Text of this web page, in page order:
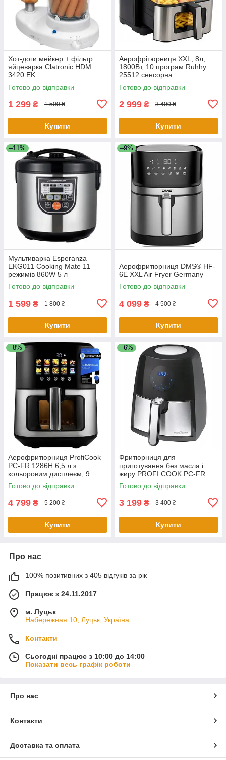
Хот-доги мейкер + фільтр
яйцеварка Clatronic HDM
3420 EK
Готово до відправки
1 299 ₴ 1 500 ₴
Купити
Аерофрітюрниця XXL, 8л,
1800Вт, 10 програм Ruhhy
25512 сенсорна
Готово до відправки
2 999 ₴ 3 400 ₴
Купити
–11%
Мультиварка Esperanza
EKG011 Cooking Mate 11
режимів 860W 5 л
Готово до відправки
1 599 ₴ 1 800 ₴
Купити
–9%
Аерофритюрниця DMS® HF-
6E XXL Air Fryer Germany
Готово до відправки
4 099 ₴ 4 500 ₴
Купити
–8%
Аерофритюрниця ProfiCook
PC-FR 1286H 6,5 л з
кольоровим дисплеєм, 9
програм, 1700 Вт
Готово до відправки
4 799 ₴ 5 200 ₴
Купити
–6%
Фритюрниця для
приготування без масла і
жиру PROFI COOK PC-FR
1147
Готово до відправки
3 199 ₴ 3 400 ₴
Купити
Про нас
100% позитивних з 405 відгуків за рік
Працює з 24.11.2017
м. Луцьк
Набережная 10, Луцьк, Україна
Контакти
Сьогодні працює з 10:00 до 14:00
Показати весь графік роботи
Про нас
Контакти
Доставка та оплата